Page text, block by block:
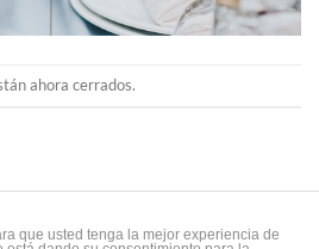
ahora cerrados.
que usted tenga la mejor experiencia de